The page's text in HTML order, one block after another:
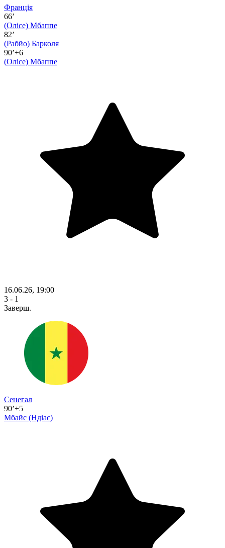
Франція
66’
(Олісе) Мбаппе
82’
(Рабйо) Барколя
90’+6
(Олісе) Мбаппе
16.06.26, 19:00
3 - 1
Заверш.
Сенегал
90’+5
Мбайє (Ндіає)